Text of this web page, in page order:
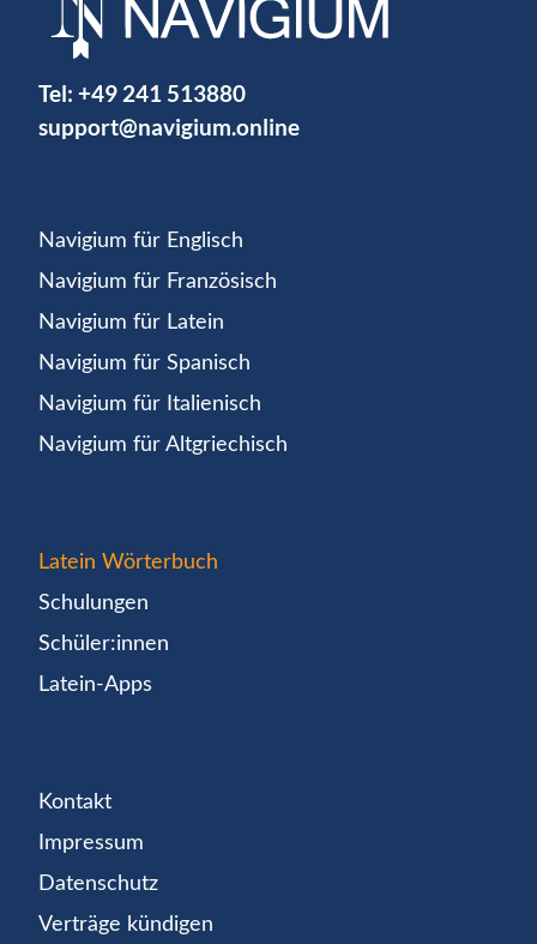
Tel: +49 241 513880
support@navigium.online
Navigium für Englisch
Navigium für Französisch
Navigium für Latein
Navigium für Spanisch
Navigium für Italienisch
Navigium für Altgriechisch
Latein Wörterbuch
Schulungen
Schüler:innen
Latein-Apps
Kontakt
Impressum
Datenschutz
Verträge kündigen